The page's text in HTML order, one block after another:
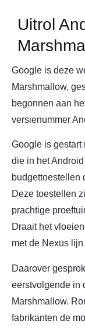
Uitrol
Google is deze
Marshmallow,
begonnen aan
versienummer
Google is gestart
die in het
budgettoestellen
Deze toestellen
prachtige
Draait het
met de Nexus
Daarover
eerstvolgende in
Marshmallow.
fabrikanten de